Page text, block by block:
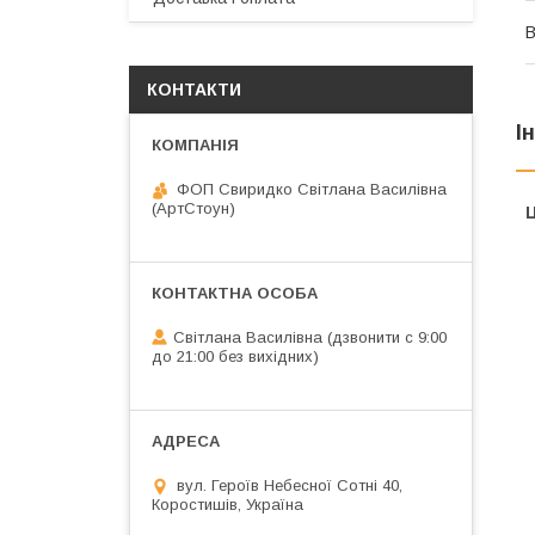
КОНТАКТИ
ФОП Свиридко Світлана Василівна
(АртСтоун)
Світлана Василівна (дзвонити с 9:00
до 21:00 без вихідних)
вул. Героїв Небесної Сотні 40,
Коростишів, Україна